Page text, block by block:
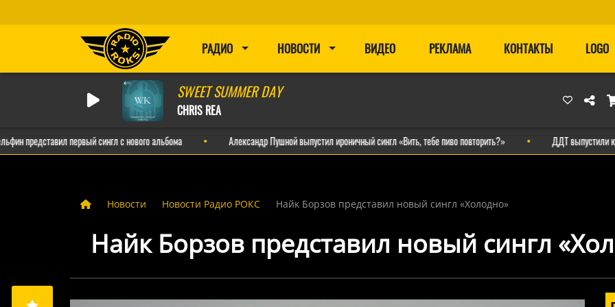
РАДИО НОВОСТИ ВИДЕО РЕКЛАМА КОНТАКТЫ LOGO
SWEET SUMMER DAY
CHRIS REA
первый сингл с нового альбома Александр Пушной выпустил ироничный сингл «Вить, тебе пиво повторить?» ДДТ выпустили клип
Новости Новости Радио РОКС Найк Борзов представил новый сингл «Холодно»
Найк Борзов представил новый сингл